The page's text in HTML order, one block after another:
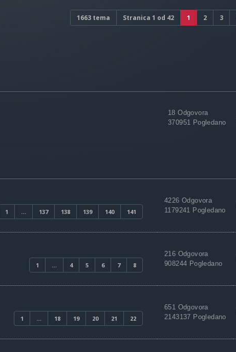
1663 tema Stranica 1 od 42 1 2 3
18 Odgovora
370951 Pogledano
1 … 137 138 139 140 141
4226 Odgovora
1179241 Pogledano
1 … 4 5 6 7 8
216 Odgovora
908244 Pogledano
1 … 18 19 20 21 22
651 Odgovora
2143137 Pogledano